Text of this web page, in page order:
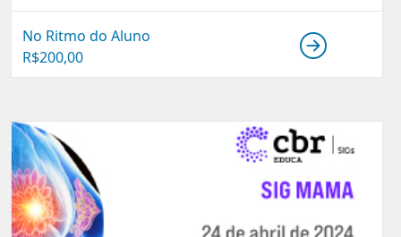
No Ritmo do Aluno
R$200,00